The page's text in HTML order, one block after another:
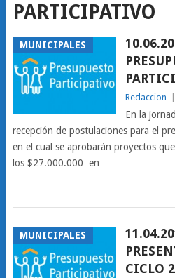
PARTICIPATIVO
MUNICIPALES
Redaccion
En la
recepción de postulaciones para el
en el cual se aprobarán proyectos
los $27.000.000 en
MUNICIPALES
CICLO